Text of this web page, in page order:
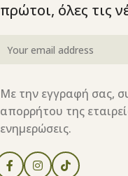
πρώτοι, όλες τις
Με την εγγραφή σας,
απορρήτου της
ενημερώσεις.